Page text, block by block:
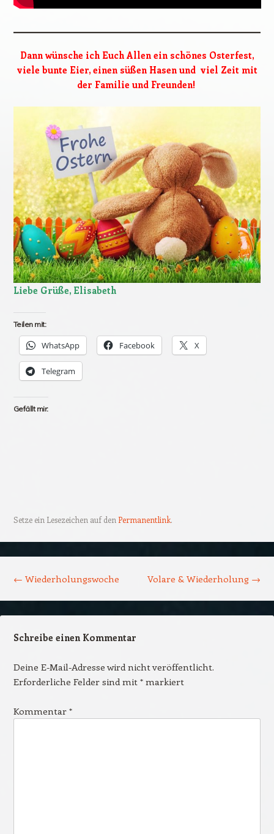
Dann wünsche ich Euch Allen ein schönes Osterfest,
viele bunte Eier, einen süßen Hasen und viel Zeit mit
der Familie und Freunden!
Liebe Grüße, Elisabeth
Teilen mit:
WhatsApp Facebook X
Telegram
Gefällt mir:
Setze ein Lesezeichen auf den Permanentlink.
← Wiederholungswoche Volare & Wiederholung →
Schreibe einen Kommentar
Deine E-Mail-Adresse wird nicht veröffentlicht.
Erforderliche Felder sind mit *markiert
Kommentar *